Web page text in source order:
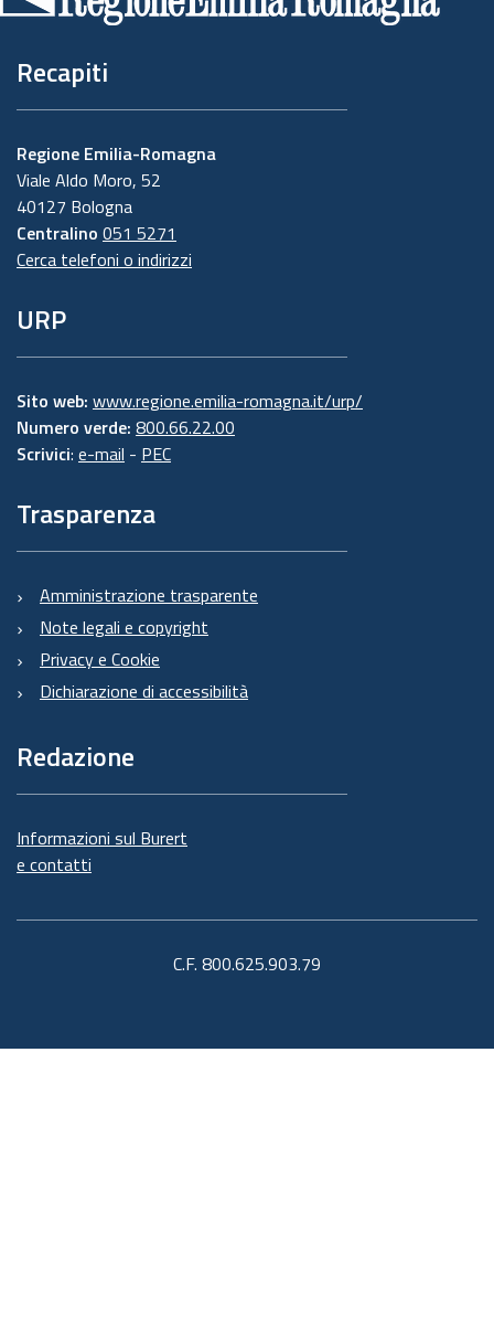
Recapiti
Regione Emilia-Romagna
Viale Aldo Moro, 52
40127 Bologna
Centralino 051 5271
Cerca telefoni o indirizzi
URP
Sito web: www.regione.emilia-romagna.it/urp/
Numero verde: 800.66.22.00
Scrivici: e-mail - PEC
Trasparenza
Amministrazione trasparente
Note legali e copyright
Privacy e Cookie
Dichiarazione di accessibilità
Redazione
Informazioni sul Burert
e contatti
C.F. 800.625.903.79